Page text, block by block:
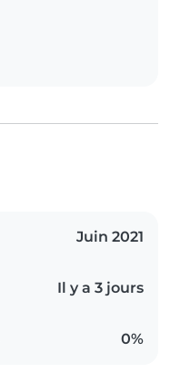
Juin 2021
Il y a 3 jours
0%